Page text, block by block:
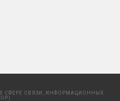
СФЕРЕ СВЯЗИ, ИНФОРМАЦИОННЫХ